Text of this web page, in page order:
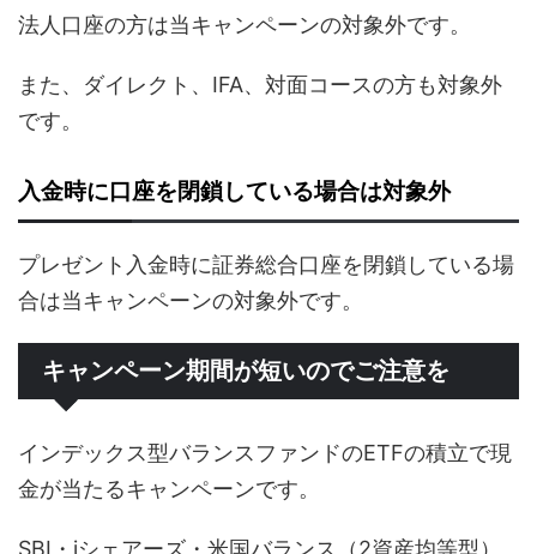
法人口座の方は当キャンペーンの対象外です。
また、ダイレクト、IFA、対面コースの方も対象外
です。
入金時に口座を閉鎖している場合は対象外
プレゼント入金時に証券総合口座を閉鎖している場
合は当キャンペーンの対象外です。
キャンペーン期間が短いのでご注意を
インデックス型バランスファンドのETFの積立で現
金が当たるキャンペーンです。